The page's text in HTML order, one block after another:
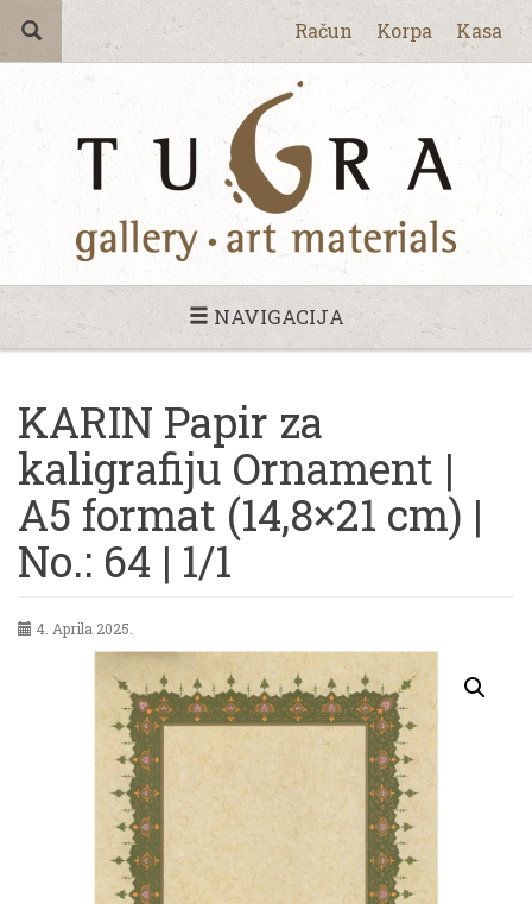
Račun Korpa Kasa
NAVIGACIJA
KARIN Papir za
kaligrafiju Ornament |
A5 format (14,8×21 cm) |
No.: 64 | 1/1
4. Aprila 2025.